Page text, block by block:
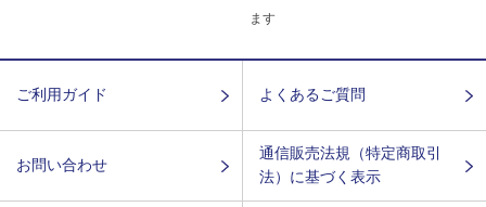
ます
ご利用ガイド よくあるご質問
お問い合わせ
通信販売法規（特定商取引
法）に基づく表示